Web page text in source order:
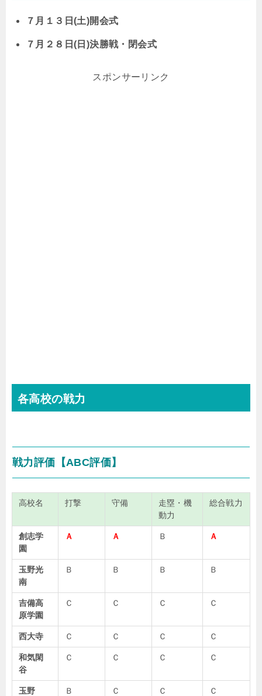
７月１３日(土)開会式
７月２８日(日)決勝戦・閉会式
スポンサーリンク
各高校の戦力
戦力評価【ABC評価】
高校名 打撃 守備
走塁・機
動力
総合戦力
創志学
園
Ａ Ａ Ｂ Ａ
玉野光
南
Ｂ Ｂ Ｂ Ｂ
吉備高
原学園
Ｃ Ｃ Ｃ Ｃ
西大寺 Ｃ Ｃ Ｃ Ｃ
和気閑
谷
Ｃ Ｃ Ｃ Ｃ
玉野 Ｂ Ｃ Ｃ Ｃ